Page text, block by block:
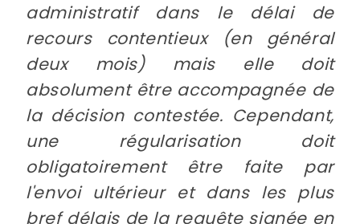
administratif dans le délai de
recours contentieux (en général
deux mois) mais elle doit
absolument être accompagnée de
la décision contestée. Cependant,
une régularisation doit
obligatoirement être faite par
l'envoi ultérieur et dans les plus
bref délais de la requête signée en